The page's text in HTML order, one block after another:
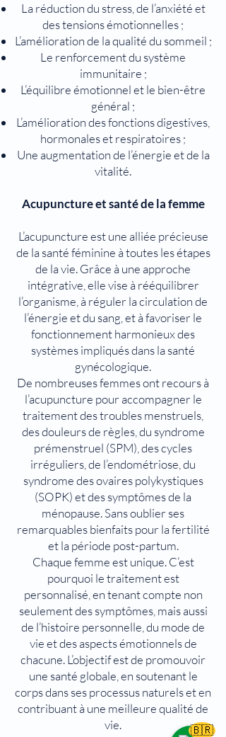
La réduction du stress, de l’anxiété et
des tensions émotionnelles ;
L’amélioration de la qualité du sommeil ;
Le renforcement du système
immunitaire ;
L’équilibre émotionnel et le bien-être
général ;
L’amélioration des fonctions digestives,
hormonales et respiratoires ;
Une augmentation de l’énergie et de la
vitalité.
Acupuncture et santé de la femme
L’acupuncture est une alliée précieuse
de la santé féminine à toutes les étapes
de la vie. Grâce à une approche
intégrative, elle vise à rééquilibrer
l’organisme, à réguler la circulation de
l’énergie et du sang, et à favoriser le
fonctionnement harmonieux des
systèmes impliqués dans la santé
gynécologique.
De nombreuses femmes ont recours à
l’acupuncture pour accompagner le
traitement des troubles menstruels,
des douleurs de règles, du syndrome
prémenstruel (SPM), des cycles
irréguliers, de l’endométriose, du
syndrome des ovaires polykystiques
(SOPK) et des symptômes de la
ménopause. Sans oublier ses
remarquables bienfaits pour la fertilité
et la période post-partum.
Chaque femme est unique. C’est
pourquoi le traitement est
personnalisé, en tenant compte non
seulement des symptômes, mais aussi
de l’histoire personnelle, du mode de
vie et des aspects émotionnels de
chacune. L’objectif est de promouvoir
une santé globale, en soutenant le
corps dans ses processus naturels et en
contribuant à une meilleure qualité de
vie.
🇧🇷